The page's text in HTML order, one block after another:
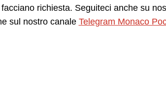
richiesta. Seguiteci anche su
sul nostro canale Telegram Monaco